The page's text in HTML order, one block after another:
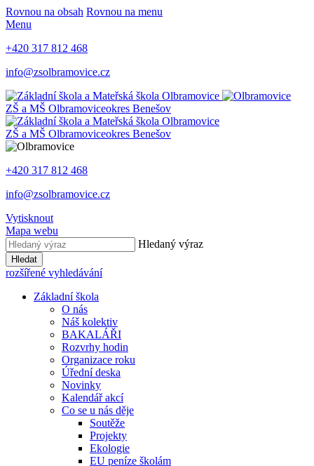
Rovnou na obsah Rovnou na menu
Menu
+420 317 812 468
info@zsolbramovice.cz
ZŠ a MŠ Olbramoviceokres Benešov
ZŠ a MŠ Olbramoviceokres Benešov
+420 317 812 468
info@zsolbramovice.cz
Vytisknout
Mapa webu
Hledaný výraz
Hledat
rozšířené vyhledávání
Základní škola
O nás
Náš kolektiv
BAKALÁŘI
Rozvrhy hodin
Organizace roku
Úřední deska
Novinky
Kalendář akcí
Co se u nás děje
Soutěže
Projekty
Ekologie
EU peníze školám